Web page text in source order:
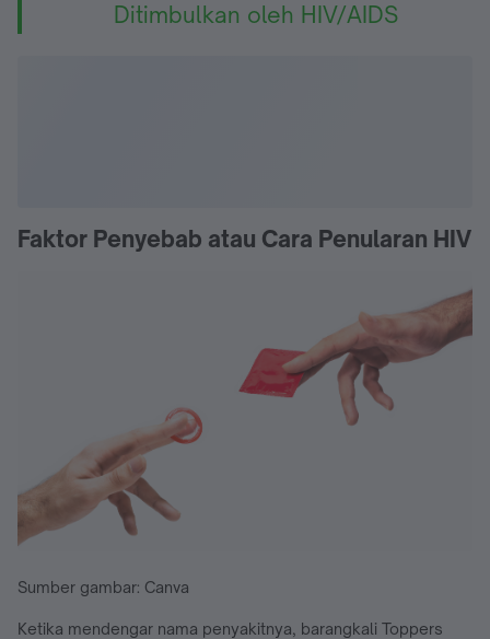
Ditimbulkan oleh HIV/AIDS
Faktor Penyebab atau Cara Penularan HIV
Sumber gambar: Canva
Ketika mendengar nama penyakitnya, barangkali Toppers